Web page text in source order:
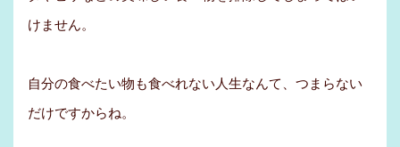
けません。
自分の食べたい物も食べれない人生なんて、つまらない
だけですからね。